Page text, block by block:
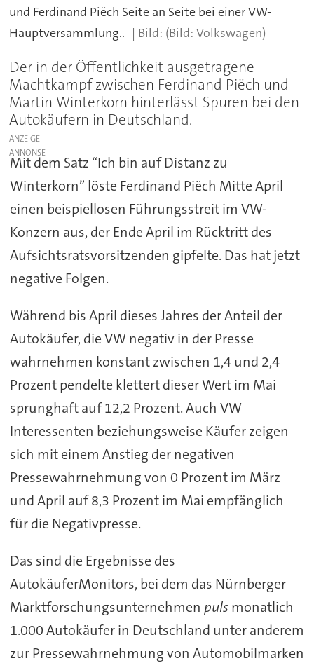
und Ferdinand Piëch Seite an Seite bei einer VW-
Hauptversammlung..
(Bild: Volkswagen)
Der in der Öffentlichkeit ausgetragene
Machtkampf zwischen Ferdinand Piëch und
Martin Winterkorn hinterlässt Spuren bei den
Autokäufern in Deutschland.
ANZEIGE
Mit dem Satz “Ich bin auf Distanz zu
Winterkorn” löste Ferdinand Piëch Mitte April
einen beispiellosen Führungsstreit im VW-
Konzern aus, der Ende April im Rücktritt des
Aufsichtsratsvorsitzenden gipfelte. Das hat jetzt
negative Folgen.
Während bis April dieses Jahres der Anteil der
Autokäufer, die VW negativ in der Presse
wahrnehmen konstant zwischen 1,4 und 2,4
Prozent pendelte klettert dieser Wert im Mai
sprunghaft auf 12,2 Prozent. Auch VW
Interessenten beziehungsweise Käufer zeigen
sich mit einem Anstieg der negativen
Pressewahrnehmung von 0 Prozent im März
und April auf 8,3 Prozent im Mai empfänglich
für die Negativpresse.
Das sind die Ergebnisse des
AutokäuferMonitors, bei dem das Nürnberger
Marktforschungsunternehmen puls monatlich
1.000 Autokäufer in Deutschland unter anderem
zur Pressewahrnehmung von Automobilmarken